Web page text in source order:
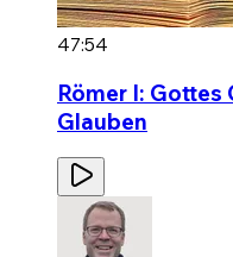
47:54
Römer I:
Glauben